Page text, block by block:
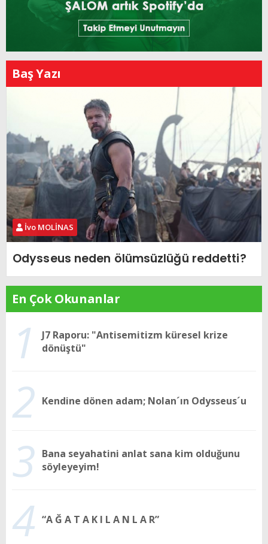
Baş Yazı
İvo MOLİNAS
Odysseus neden ölümsüzlüğü reddetti?
En Çok Okunanlar
1
J7 Raporu: "Antisemitizm küresel krize
dönüştü"
2 Kendine dönen adam; Nolan´ın Odysseus´u
3 Bana seyahatini anlat sana kim olduğunu
söyleyeyim!
4 “A Ğ A T A K I L A N L A R”